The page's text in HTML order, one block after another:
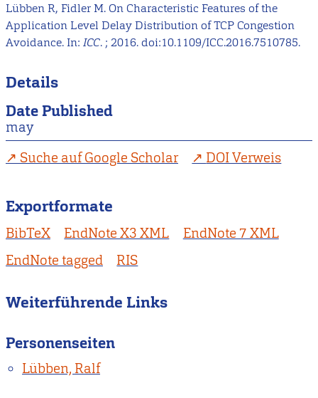
Lübben R, Fidler M. On Characteristic Features of the
Application Level Delay Distribution of TCP Congestion
Avoidance. In: ICC. ; 2016. doi:10.1109/ICC.2016.7510785.
Details
Date Published
may
Suche auf Google Scholar
DOI Verweis
Exportformate
BibTeX EndNote X3 XML
EndNote 7 XML
EndNote tagged
RIS
Weiterführende Links
Personenseiten
Lübben, Ralf